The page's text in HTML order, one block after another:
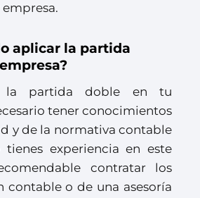
aplicar la partida
la partida doble en tu
tener conocimientos
y de la normativa contable
experiencia en este
contratar los
contable o de una asesoría